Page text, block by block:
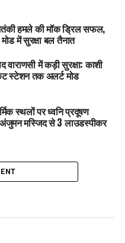
हमले की मॉक ड्रिल सफल,
में सुरक्षा बल तैनात
वाराणसी में कड़ी सुरक्षा: काशी
स्टेशन तक अलर्ट मोड
स्थलों पर ध्वनि प्रदूषण
मस्जिद से 3 लाउडस्पीकर